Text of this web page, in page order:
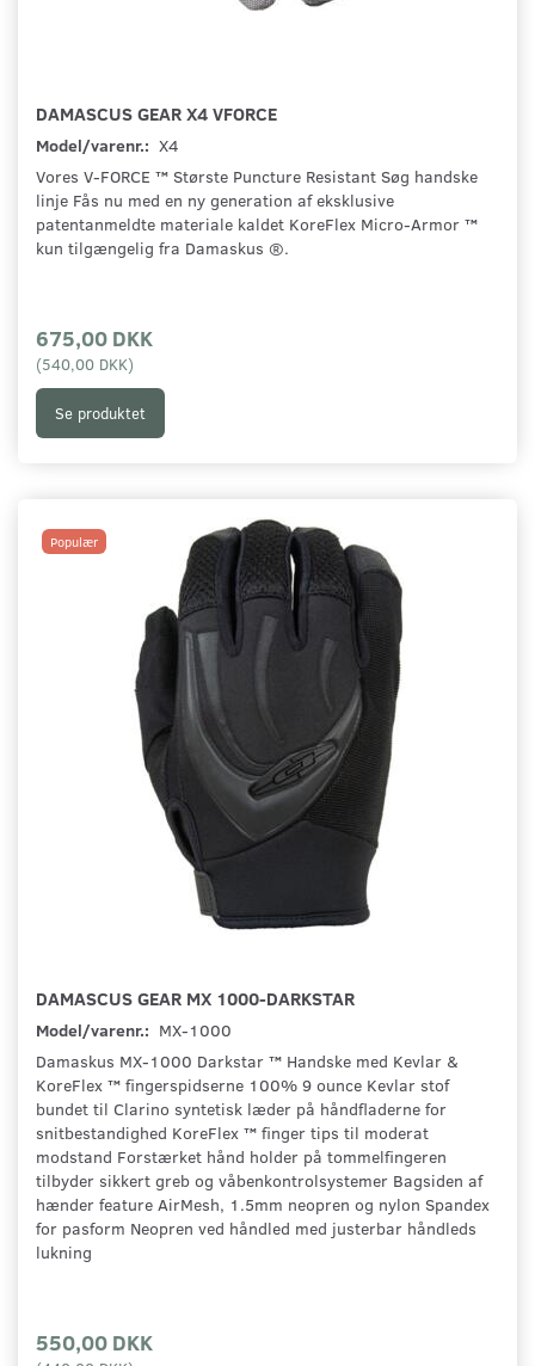
DAMASCUS GEAR X4 VFORCE
Model/varenr.: X4
Vores V-FORCE ™ Største Puncture Resistant Søg handske
linje Fås nu med en ny generation af eksklusive
patentanmeldte materiale kaldet KoreFlex Micro-Armor ™
kun tilgængelig fra Damaskus ®.
675,00 DKK
(540,00 DKK)
Se produktet
Populær
DAMASCUS GEAR MX 1000-DARKSTAR
Model/varenr.: MX-1000
Damaskus MX-1000 Darkstar ™ Handske med Kevlar &
KoreFlex ™ fingerspidserne 100% 9 ounce Kevlar stof
bundet til Clarino syntetisk læder på håndfladerne for
snitbestandighed KoreFlex ™ finger tips til moderat
modstand Forstærket hånd holder på tommelfingeren
tilbyder sikkert greb og våbenkontrolsystemer Bagsiden af
hænder feature AirMesh, 1.5mm neopren og nylon Spandex
for pasform Neopren ved håndled med justerbar håndleds
lukning
550,00 DKK